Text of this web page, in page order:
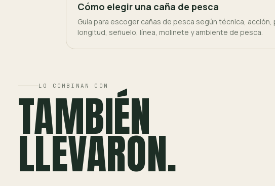
Cómo elegir una caña de pesca
Guía para escoger cañas de pesca según técnica, acción,
longitud, señuelo, línea, molinete y ambiente de pesca.
LO COMBINAN CON
TAMBIÉN
LLEVARON.